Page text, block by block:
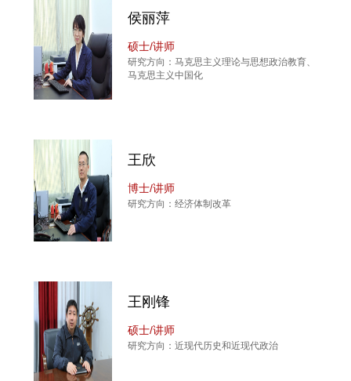
侯丽萍
硕士/讲师
研究方向：马克思主义理论与思想政治教育、
马克思主义中国化
王欣
博士/讲师
研究方向：经济体制改革
王刚锋
硕士/讲师
研究方向：近现代历史和近现代政治